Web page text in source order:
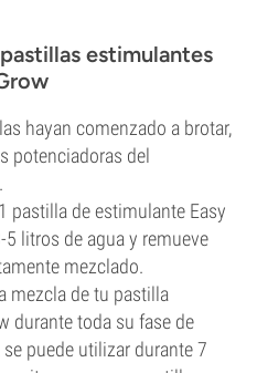
estimulantes
hayan comenzado a brotar,
potenciadoras del
pastilla de estimulante Easy
5 litros de agua y remueve
mezclado.
mezcla de tu pastilla
durante toda su fase de
puede utilizar durante 7